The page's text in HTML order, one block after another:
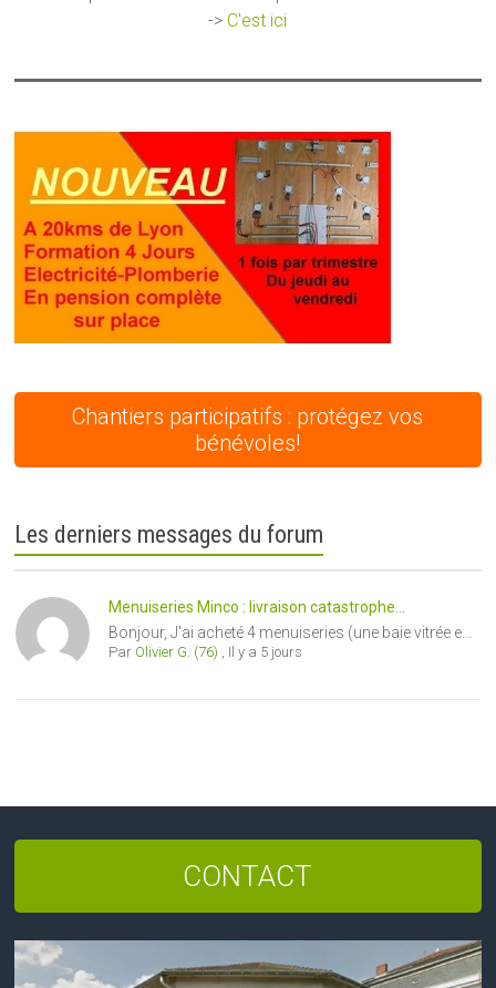
-> C'est ici
Chantiers participatifs : protégez vos
bénévoles!
Les derniers messages du forum
Menuiseries Minco : livraison catastrophe...
Bonjour, J'ai acheté 4 menuiseries (une baie vitrée e...
Par Olivier G. (76) Il y a 5 jours
CONTACT